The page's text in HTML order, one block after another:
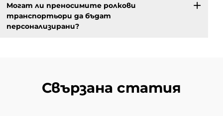
Могат ли преносимите ролкови
транспортьори да бъдат
персонализирани?
Свързана статия